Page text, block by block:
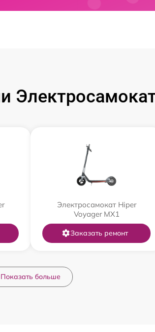
Электросамокат Hiper
Voyager MX1
Заказать ремонт
Показать больше